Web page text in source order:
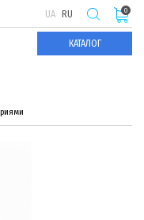
UA RU
КАТАЛОГ
0